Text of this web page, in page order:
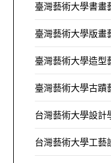
臺灣藝術大學書畫
臺灣藝術大學版畫
臺灣藝術大學造型
臺灣藝術大學古蹟
台灣藝術大學設計
台灣藝術大學工藝